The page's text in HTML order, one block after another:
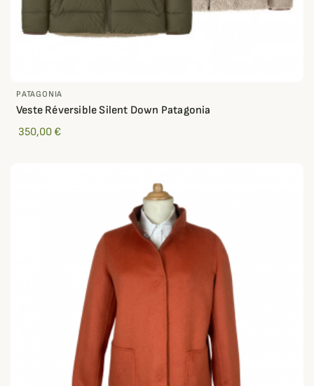
PATAGONIA
Veste Réversible Silent Down Patagonia
350,00 €